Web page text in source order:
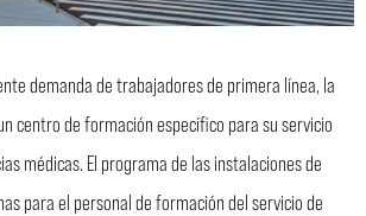
demanda de trabajadores de primera línea, la
centro de formación específico para su servicio
médicas. El programa de las instalaciones de
para el personal de formación del servicio de